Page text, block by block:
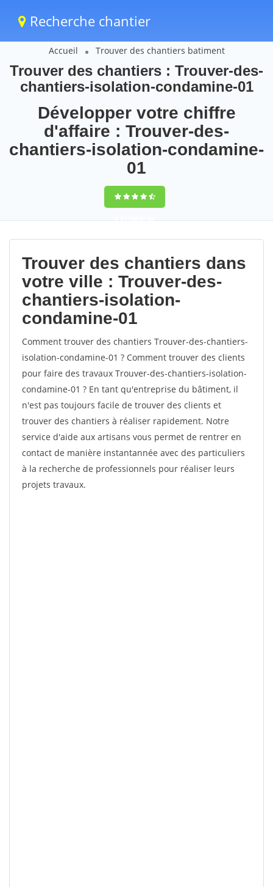
Recherche chantier
Accueil Trouver des chantiers batiment
Trouver des chantiers : Trouver-des-
chantiers-isolation-condamine-01
Développer votre chiffre
d'affaire : Trouver-des-
chantiers-isolation-condamine-
01
9,5(100%)96
votes
Trouver des chantiers dans
votre ville : Trouver-des-
chantiers-isolation-
condamine-01
Comment trouver des chantiers Trouver-des-chantiers-
isolation-condamine-01 ? Comment trouver des clients
pour faire des travaux Trouver-des-chantiers-isolation-
condamine-01 ? En tant qu'entreprise du bâtiment, il
n'est pas toujours facile de trouver des clients et
trouver des chantiers à réaliser rapidement. Notre
service d'aide aux artisans vous permet de rentrer en
contact de manière instantannée avec des particuliers
à la recherche de professionnels pour réaliser leurs
projets travaux.